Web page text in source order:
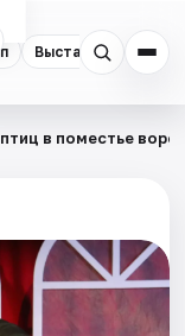
Выставки
в поместье